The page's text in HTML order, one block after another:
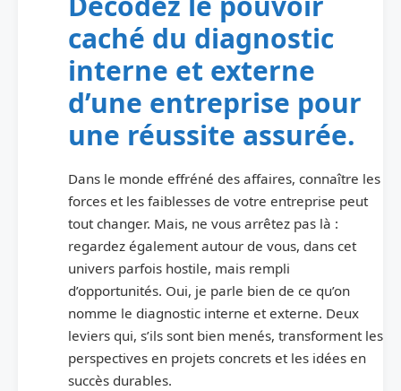
caché du diagnostic
interne et externe
d’une entreprise pour
une réussite assurée.
Dans le monde effréné des affaires, connaître les
forces et les faiblesses de votre entreprise peut
tout changer. Mais, ne vous arrêtez pas là :
regardez également autour de vous, dans cet
univers parfois hostile, mais rempli
d’opportunités. Oui, je parle bien de ce qu’on
nomme le diagnostic interne et externe. Deux
leviers qui, s’ils sont bien menés, transforment les
perspectives en projets concrets et les idées en
succès durables.